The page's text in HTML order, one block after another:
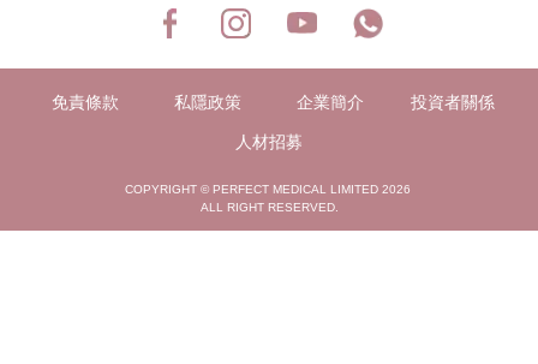
免責條款 私隱政策 企業簡介 投資者關係
人材招募
COPYRIGHT © PERFECT MEDICAL LIMITED 2026
ALL RIGHT RESERVED.